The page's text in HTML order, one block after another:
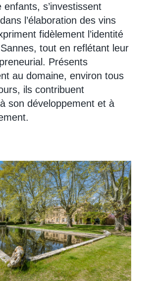
enfants, s’investissent
l’élaboration des vins
fidèlement l’identité
tout en reflétant leur
Présents
au domaine, environ tous
ils contribuent
son développement et à